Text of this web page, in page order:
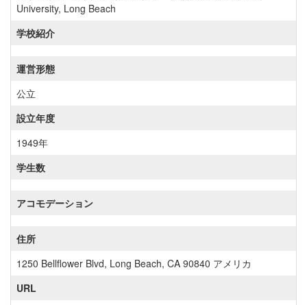
University, Long Beach
学校紹介
運営形態
公立
設立年度
1949年
学生数
アコモデーション
住所
1250 Bellflower Blvd, Long Beach, CA 90840 アメリカ
URL